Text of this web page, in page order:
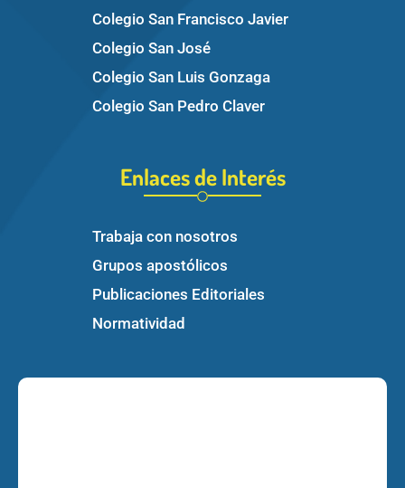
Colegio San Francisco Javier
Colegio San José
Colegio San Luis Gonzaga
Colegio San Pedro Claver
Enlaces de Interés
Trabaja con nosotros
Grupos apostólicos
Publicaciones Editoriales
Normatividad